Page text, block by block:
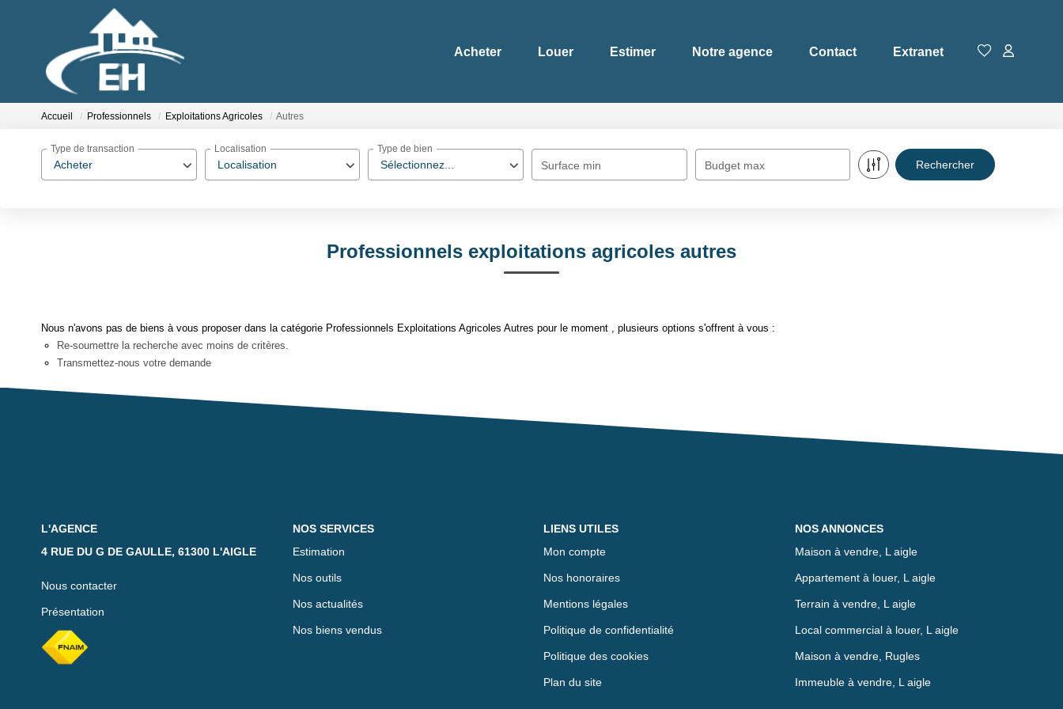
Acheter Louer Estimer Notre agence Contact Extranet
Accueil Professionnels Exploitations Agricoles Autres
Acheter
Type de transaction
Localisation
Localisation
Sélectionnez...
Type de bien
Surface min Budget max
Professionnels exploitations agricoles autres
Nous n'avons pas de biens à vous proposer dans la catégorie Professionnels Exploitations Agricoles Autres pour le moment , plusieurs options s'offrent à vous :
Re-soumettre la recherche avec moins de critères.
Transmettez-nous votre demande
L'AGENCE
4 RUE DU G DE GAULLE, 61300 L'AIGLE
Nous contacter
Présentation
NOS SERVICES
Estimation
Nos outils
Nos actualités
Nos biens vendus
LIENS UTILES
Mon compte
Nos honoraires
Mentions légales
Politique de confidentialité
Politique des cookies
Plan du site
NOS ANNONCES
Maison à vendre, L aigle
Appartement à louer, L aigle
Terrain à vendre, L aigle
Local commercial à louer, L aigle
Maison à vendre, Rugles
Immeuble à vendre, L aigle